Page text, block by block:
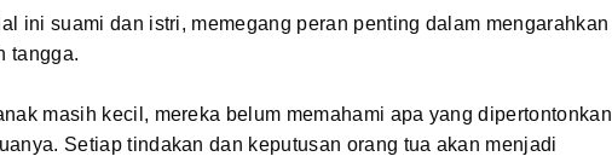
ini suami dan istri, memegang peran penting dalam mengarahkan
tangga.
masih kecil, mereka belum memahami apa yang dipertontonkan
Setiap tindakan dan keputusan orang tua akan menjadi